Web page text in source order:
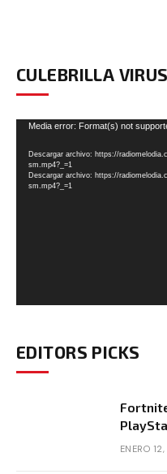
CULEBRILLA
Reproductor
vídeo
Media error: Format(s) not
Descargar archivo: https://
sm.mp4?_=1
Descargar archivo: https://
sm.mp4?_=1
EDITORS PICKS
ENERO